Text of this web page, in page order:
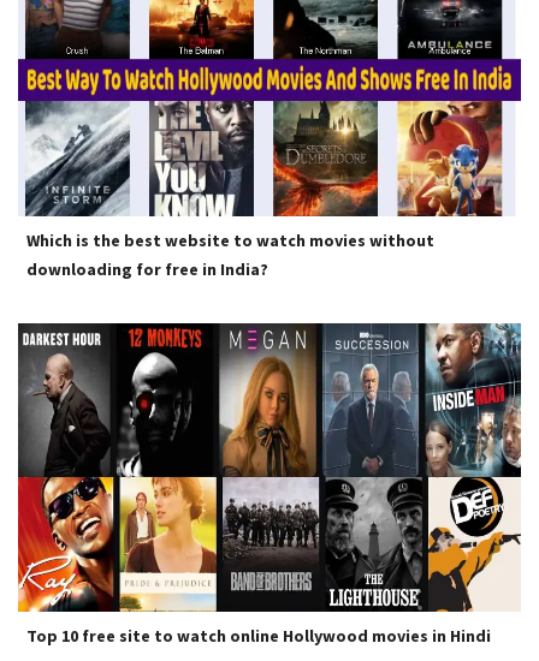
Which is the best website to watch movies without
downloading for free in India?
Top 10 free site to watch online Hollywood movies in Hindi